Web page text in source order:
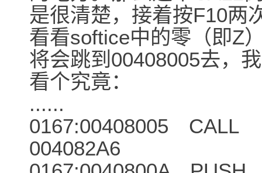
是很清楚，接着按F10
看看softice中的零（即Z
将会跳到00408005去，
看个究竟：
......
0167:00408005 CALL
004082A6 ←-